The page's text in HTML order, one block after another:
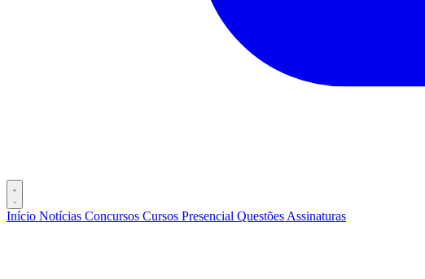
Início Notícias Concursos Cursos Presencial Questões Assinaturas